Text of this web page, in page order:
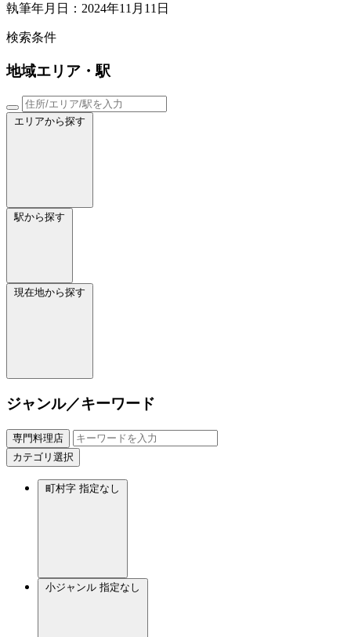
執筆年月日：2024年11月11日
検索条件
地域エリア・駅
エリアから探す
駅から探す
現在地から探す
ジャンル／キーワード
専門料理店
カテゴリ選択
町村字 指定なし
小ジャンル 指定なし